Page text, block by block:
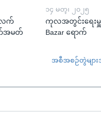
လက်
အမတ်
၁၄ မတ္၊ ၂၀၂၅
ကုလအတွင်းရေးမှူး
Bazar ရောက်
အစီအစဉ်တွဲများ